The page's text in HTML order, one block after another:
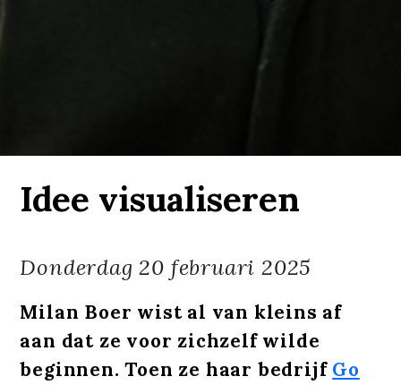
Idee visualiseren
Donderdag 20 februari 2025
Milan Boer wist al van kleins af
aan dat ze voor zichzelf wilde
beginnen. Toen ze haar bedrijf Go